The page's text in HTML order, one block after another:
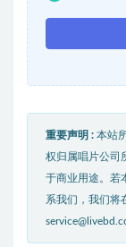
重要声明 : 本站
权归属唱片公司
于商业用途。若
系我们，我们将